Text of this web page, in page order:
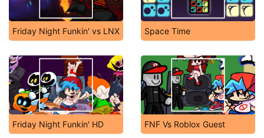
Friday Night Funkin' vs LNX Space Time
Friday Night Funkin' HD FNF Vs Roblox Guest